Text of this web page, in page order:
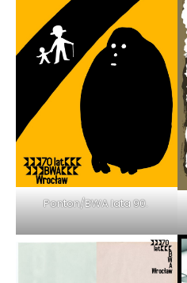
Ponton/BWA lata 90.